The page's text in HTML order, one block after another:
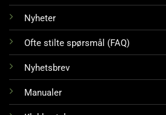
Nyheter
Ofte stilte spørsmål (FAQ)
Nyhetsbrev
Manualer